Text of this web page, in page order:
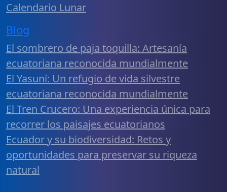
Calendario Lunar
Blog
El sombrero de paja toquilla: Artesanía
ecuatoriana reconocida mundialmente
El Yasuní: Un refugio de vida silvestre
ecuatoriana reconocida mundialmente
El Tren Crucero: Una experiencia única para
recorrer los paisajes ecuatorianos
Ecuador y su biodiversidad: Retos y
oportunidades para preservar su riqueza
natural